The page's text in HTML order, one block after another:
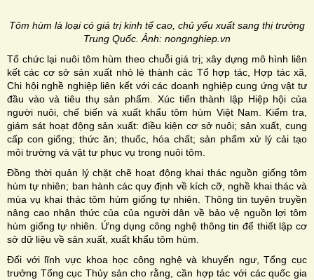
Tôm hùm là loại có giá trị kinh tế cao, chủ yếu xuất sang thị trường
Trung Quốc. Ảnh: nongnghiep.vn
Tổ chức lại nuôi tôm hùm theo chuỗi giá trị; xây dựng mô hình liên
kết các cơ sở sản xuất nhỏ lẻ thành các Tổ hợp tác, Hợp tác xã,
Chi hội nghề nghiệp liên kết với các doanh nghiệp cung ứng vật tư
đầu vào và tiêu thụ sản phẩm. Xúc tiến thành lập Hiệp hội của
người nuôi, chế biến và xuất khẩu tôm hùm Việt Nam. Kiểm tra,
giám sát hoạt động sản xuất: điều kiện cơ sở nuôi; sản xuất, cung
cấp con giống; thức ăn; thuốc, hóa chất; sản phẩm xử lý cải tạo
môi trường và vật tư phục vụ trong nuôi tôm.
Đồng thời quản lý chặt chẽ hoạt động khai thác nguồn giống tôm
hùm tự nhiên; ban hành các quy định về kích cỡ, nghề khai thác và
mùa vụ khai thác tôm hùm giống tự nhiên. Thông tin tuyên truyền
nâng cao nhận thức của của người dân về bảo vệ nguồn lợi tôm
hùm giống tự nhiên. Ứng dụng công nghệ thông tin để thiết lập cơ
sở dữ liệu về sản xuất, xuất khẩu tôm hùm.
Đối với lĩnh vực khoa học công nghệ và khuyến ngư, Tổng cục
trưởng Tổng cục Thủy sản cho rằng, cần hợp tác với các quốc gia